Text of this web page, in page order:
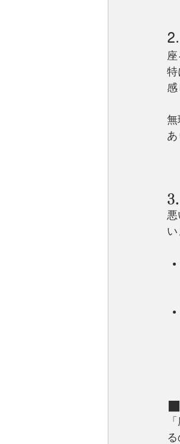
座
特
感
無
あ
悪
い
る